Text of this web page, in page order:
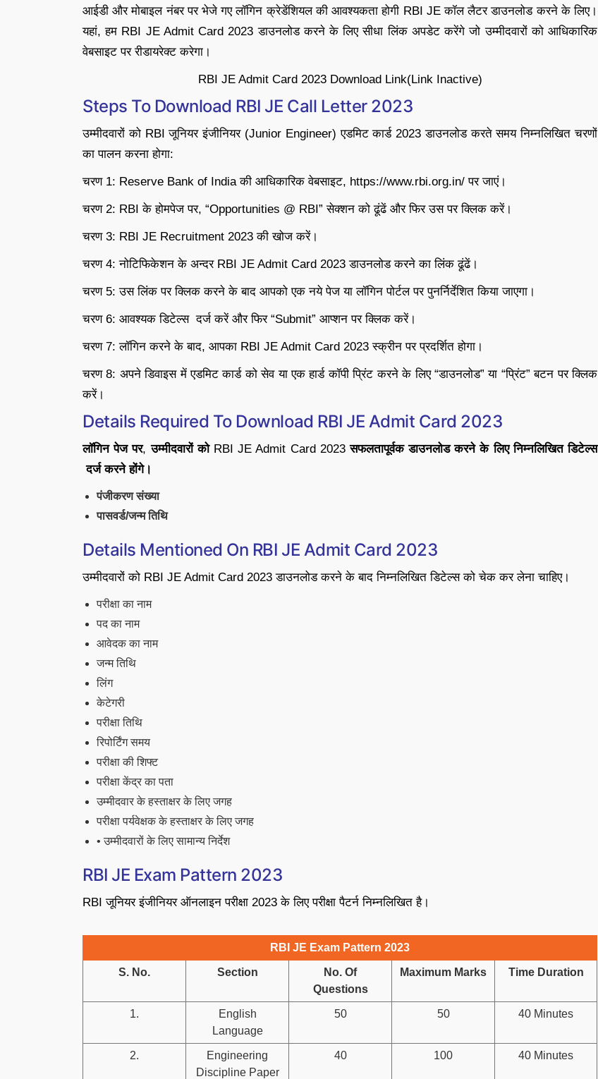
आईडी और मोबाइल नंबर पर भेजे गए लॉगिन क्रेडेंशियल की आवश्यकता होगी RBI JE कॉल लैटर डाउनलोड करने के लिए।
यहां, हम RBI JE Admit Card 2023 डाउनलोड करने के लिए सीधा लिंक अपडेट करेंगे जो उम्मीदवारों को आधिकारिक
वेबसाइट पर रीडायरेक्ट करेगा।
RBI JE Admit Card 2023 Download Link(Link Inactive)
Steps To Download RBI JE Call Letter 2023
उम्मीदवारों को RBI जूनियर इंजीनियर (Junior Engineer) एडमिट कार्ड 2023 डाउनलोड करते समय निम्नलिखित चरणों
का पालन करना होगा:
चरण 1: Reserve Bank of India की आधिकारिक वेबसाइट, https://www.rbi.org.in/ पर जाएं।
चरण 2: RBI के होमपेज पर, “Opportunities @ RBI” सेक्शन को ढूंढें और फिर उस पर क्लिक करें।
चरण 3: RBI JE Recruitment 2023 की खोज करें।
चरण 4: नोटिफिकेशन के अन्दर RBI JE Admit Card 2023 डाउनलोड करने का लिंक ढूंढें।
चरण 5: उस लिंक पर क्लिक करने के बाद आपको एक नये पेज या लॉगिन पोर्टल पर पुनर्निर्देशित किया जाएगा।
चरण 6: आवश्यक डिटेल्स दर्ज करें और फिर “Submit” आप्शन पर क्लिक करें।
चरण 7: लॉगिन करने के बाद, आपका RBI JE Admit Card 2023 स्क्रीन पर प्रदर्शित होगा।
चरण 8: अपने डिवाइस में एडमिट कार्ड को सेव या एक हार्ड कॉपी प्रिंट करने के लिए “डाउनलोड” या “प्रिंट” बटन पर क्लिक
करें।
Details Required To Download RBI JE Admit Card 2023
लॉगिन पेज पर,उम्मीदवारों को RBI JE Admit Card 2023सफलतापूर्वक डाउनलोड करने के लिए निम्नलिखित डिटेल्स
दर्ज करने होंगे।
पंजीकरण संख्या
पासवर्ड/जन्म तिथि
Details Mentioned On RBI JE Admit Card 2023
उम्मीदवारों को RBI JE Admit Card 2023 डाउनलोड करने के बाद निम्नलिखित डिटेल्स को चेक कर लेना चाहिए।
परीक्षा का नाम
पद का नाम
आवेदक का नाम
जन्म तिथि
लिंग
केटेगरी
परीक्षा तिथि
रिपोर्टिंग समय
परीक्षा की शिफ्ट
परीक्षा केंद्र का पता
उम्मीदवार के हस्ताक्षर के लिए जगह
परीक्षा पर्यवेक्षक के हस्ताक्षर के लिए जगह
• उम्मीदवारों के लिए सामान्य निर्देश
RBI JE Exam Pattern 2023
RBI जूनियर इंजीनियर ऑनलाइन परीक्षा 2023 के लिए परीक्षा पैटर्न निम्नलिखित है।
RBI JE Exam Pattern 2023
S. No. Section
No. Of
Questions
Maximum Marks Time Duration
1.
English
Language
50 50 40 Minutes
2.
Engineering
Discipline Paper
40 100 40 Minutes